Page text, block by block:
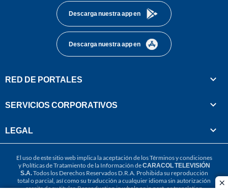
Descarga nuestra app en
Descarga nuestra app en
RED DE PORTALES
SERVICIOS CORPORATIVOS
LEGAL
El uso de este sitio web implica la aceptación de losTérminos y condiciones
y Políticas de Tratamiento de la Información deCARACOL TELEVISIÓN
S.A.Todos los Derechos Reservados D.R.A. Prohibida su reproducción
total o parcial, así como su traducción a cualquier idioma sin autorización
escrita de su titular. Reproduction in whole or in part, or translation